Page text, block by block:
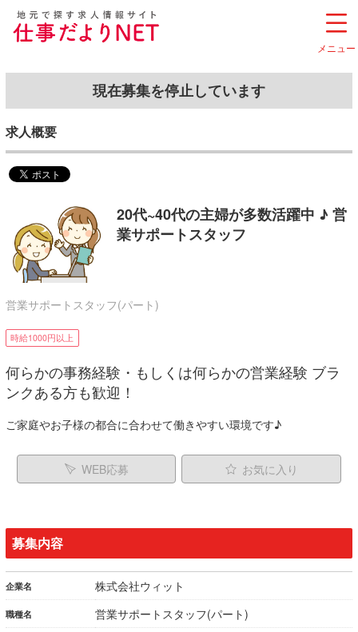
メニュー
現在募集を停止しています
求人概要
20代~40代の主婦が多数活躍中 ♪ 営
業サポートスタッフ
営業サポートスタッフ(パート)
時給1000円以上
何らかの事務経験・もしくは何らかの営業経験 ブラ
ンクある方も歓迎！
ご家庭やお子様の都合に合わせて働きやすい環境です♪
WEB応募 お気に入り
募集内容
企業名 株式会社ウィット
職種名 営業サポートスタッフ(パート)